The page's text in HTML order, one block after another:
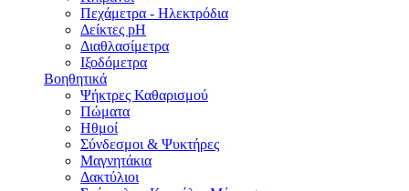
Πεχάμετρα - Ηλεκτρόδια
Δείκτες pH
Διαθλασίμετρα
Ιξοδόμετρα
Βοηθητικά
Ψήκτρες Καθαρισμού
Πώματα
Ηθμοί
Σύνδεσμοι & Ψυκτήρες
Μαγνητάκια
Δακτύλιοι